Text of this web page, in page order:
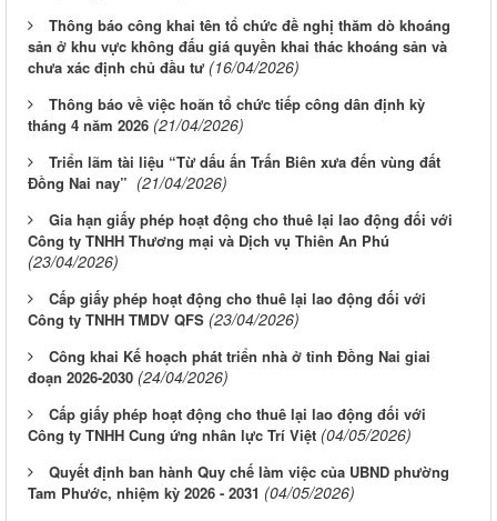
Thông báo công khai tên tổ chức đề nghị thăm dò khoáng
sản ở khu vực không đấu giá quyền khai thác khoáng sản và
chưa xác định chủ đầu tư (16/04/2026)
Thông báo về việc hoãn tổ chức tiếp công dân định kỳ
tháng 4 năm 2026 (21/04/2026)
Triển lãm tài liệu “Từ dấu ấn Trấn Biên xưa đến vùng đất
Đồng Nai nay” (21/04/2026)
Gia hạn giấy phép hoạt động cho thuê lại lao động đối với
Công ty TNHH Thương mại và Dịch vụ Thiên An Phú
(23/04/2026)
Cấp giấy phép hoạt động cho thuê lại lao động đối với
Công ty TNHH TMDV QFS (23/04/2026)
Công khai Kế hoạch phát triển nhà ở tỉnh Đồng Nai giai
đoạn 2026-2030 (24/04/2026)
Cấp giấy phép hoạt động cho thuê lại lao động đối với
Công ty TNHH Cung ứng nhân lực Trí Việt (04/05/2026)
Quyết định ban hành Quy chế làm việc của UBND phường
Tam Phước, nhiệm kỳ 2026 - 2031 (04/05/2026)